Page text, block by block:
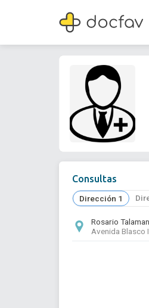
Rosario
Analista clínico
Consultas
Dirección 1
Rosario
Avenida Blasco